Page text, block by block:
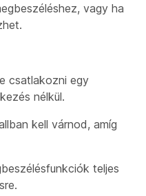
vagy ha
csatlakozni egy
nélkül.
kell várnod, amíg
teljes